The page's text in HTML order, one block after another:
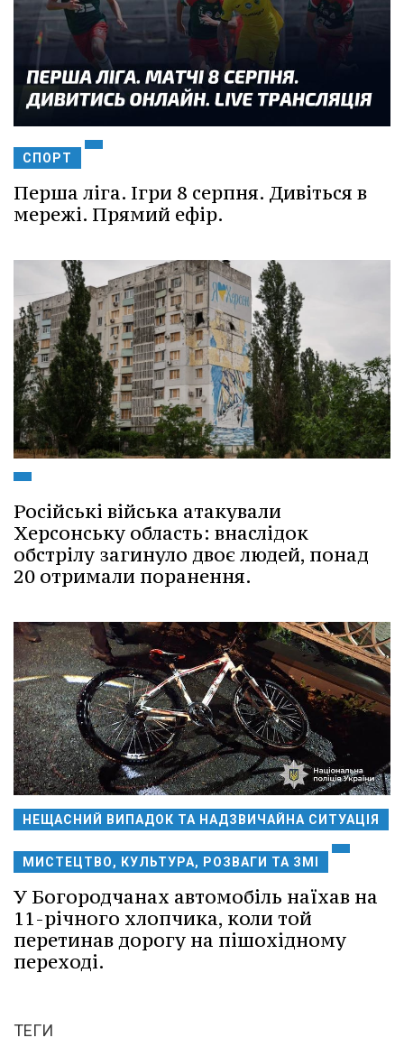
СПОРТ
Перша ліга. Ігри 8 серпня. Дивіться в
мережі. Прямий ефір.
Російські війська атакували
Херсонську область: внаслідок
обстрілу загинуло двоє людей, понад
20 отримали поранення.
НЕЩАСНИЙ ВИПАДОК ТА НАДЗВИЧАЙНА СИТУАЦІЯ
МИСТЕЦТВО, КУЛЬТУРА, РОЗВАГИ ТА ЗМІ
У Богородчанах автомобіль наїхав на
11-річного хлопчика, коли той
перетинав дорогу на пішохідному
переході.
ТЕГИ